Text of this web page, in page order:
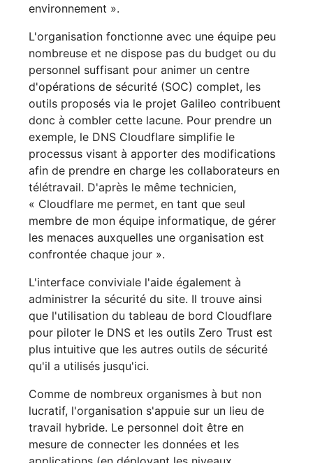
environnement ».
L'organisation fonctionne avec une équipe peu
nombreuse et ne dispose pas du budget ou du
personnel suffisant pour animer un centre
d'opérations de sécurité (SOC) complet, les
outils proposés via le projet Galileo contribuent
donc à combler cette lacune. Pour prendre un
exemple, le DNS Cloudflare simplifie le
processus visant à apporter des modifications
afin de prendre en charge les collaborateurs en
télétravail. D'après le même technicien,
« Cloudflare me permet, en tant que seul
membre de mon équipe informatique, de gérer
les menaces auxquelles une organisation est
confrontée chaque jour ».
L'interface conviviale l'aide également à
administrer la sécurité du site. Il trouve ainsi
que l'utilisation du tableau de bord Cloudflare
pour piloter le DNS et les outils Zero Trust est
plus intuitive que les autres outils de sécurité
qu'il a utilisés jusqu'ici.
Comme de nombreux organismes à but non
lucratif, l'organisation s'appuie sur un lieu de
travail hybride. Le personnel doit être en
mesure de connecter les données et les